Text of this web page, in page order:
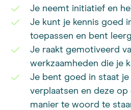
Je neemt initiatief en
Je kunt je kennis goed
toepassen en bent
Je raakt gemotiveerd
werkzaamheden die je
Je bent goed in staat
verplaatsen en deze op
manier te woord te